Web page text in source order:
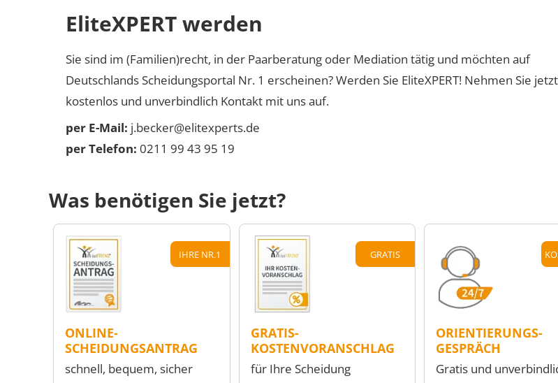
EliteXPERT werden
Sie sind im (Familien)recht, in der Paarberatung oder Mediation tätig und möchten auf
Deutschlands Scheidungsportal Nr. 1 erscheinen? Werden Sie EliteXPERT! Nehmen Sie jetzt
kostenlos und unverbindlich Kontakt mit uns auf.
per E-Mail: j.becker@elitexperts.de
per Telefon: 0211 99 43 95 19
Was benötigen Sie jetzt?
IHRE NR.1
ONLINE-
SCHEIDUNGSANTRAG
schnell, bequem, sicher
GRATIS
GRATIS-
KOSTENVORANSCHLAG
für Ihre Scheidung
ORIENTIERUNGS-
GESPRÄCH
Gratis und